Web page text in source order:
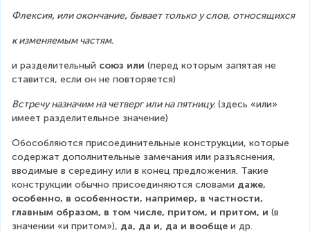
Флексия, или окончание, бывает только у слов, относящихся
к изменяемым частям.
и разделительный союз или (перед которым запятая не
ставится, если он не повторяется)
Встречу назначим на четверг или на пятницу. (здесь «или»
имеет разделительное значение)
Обособляются присоединительные конструкции, которые
содержат дополнительные замечания или разъяснения,
вводимые в середину или в конец предложения. Такие
конструкции обычно присоединяются словами даже,
особенно, в особенности, например, в частности,
главным образом, в том числе, притом, и притом, и (в
значении «и притом»), да, да и, да и вообще и др.